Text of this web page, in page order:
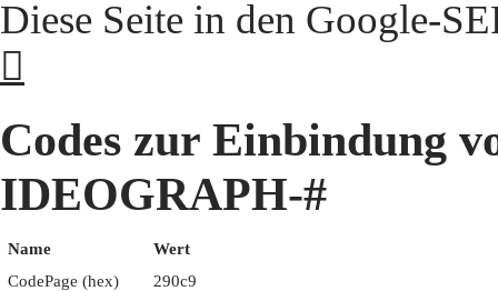
Diese Seite in den Google-
𩃉
Codes zur Einbindung
IDEOGRAPH-#
Name
Wert
CodePage (hex)
290c9